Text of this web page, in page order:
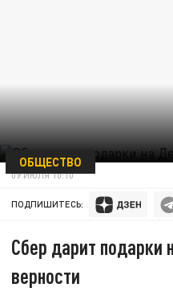
ОБЩЕСТВО
09 ИЮЛЯ 10:10
ПОДПИШИТЕСЬ:
Сбер дарит подарки
верности